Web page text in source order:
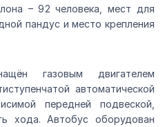
– 92 человека, мест для
пандус и место крепления
газовым двигателем
автоматической
передней подвеской,
хода. Автобус оборудован